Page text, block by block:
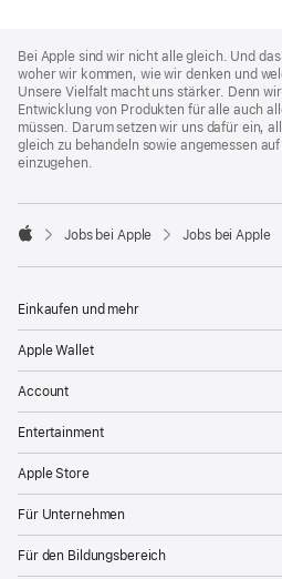
Footer
Bei Apple sind wir nicht alle gleich. Und
woher wir kommen, wie wir denken und
Unsere Vielfalt macht uns stärker. Denn
Entwicklung von Produkten für alle auch
müssen. Darum setzen wir uns dafür ein,
gleich zu behandeln sowie angemessen
einzugehen.

Jobs bei Apple Jobs bei Apple
Einkaufen und mehr
Apple Wallet
Account
Entertainment
Apple Store
Für Unternehmen
Für den Bildungsbereich